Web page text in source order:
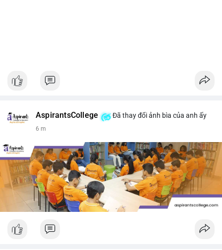
AspirantsCollege Đã thay đổi ảnh bìa của anh ấy
6 m